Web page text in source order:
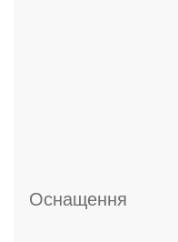
Оснащення